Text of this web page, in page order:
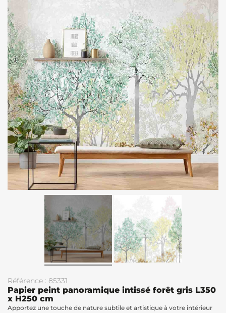
Référence : 85331
Papier peint panoramique intissé forêt gris L350
x H250 cm
Apportez une touche de nature subtile et artistique à votre intérieur